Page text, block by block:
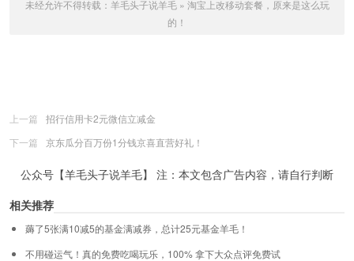
未经允许不得转载： 羊毛头子说羊毛» 淘宝上改移动套餐，原来是这么玩
的！
上一篇
招行信用卡2元微信立减金
下一篇
京东瓜分百万份1分钱京喜直营好礼！
公众号【羊毛头子说羊毛】 注：本文包含广告内容，请自行判断
相关推荐
薅了5张满10减5的基金满减券，总计25元基金羊毛！
不用碰运气！真的免费吃喝玩乐，100% 拿下大众点评免费试